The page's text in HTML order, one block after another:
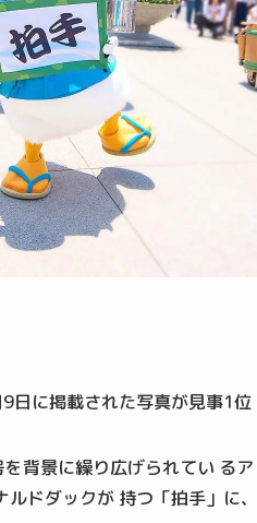
日に掲載された写真が見事1位
背景に繰り広げられてい る
ドダックが 持つ「拍手」に